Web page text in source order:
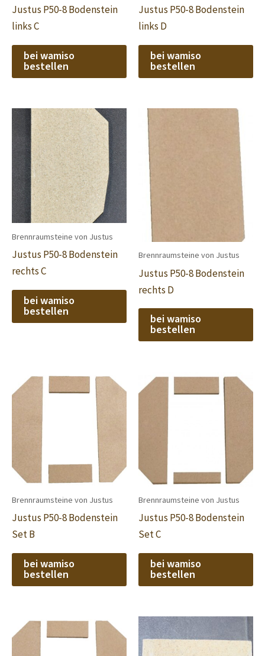
Justus P50-8 Bodenstein
links C
bei wamiso
bestellen
Justus P50-8 Bodenstein
links D
bei wamiso
bestellen
Brennraumsteine von Justus
Justus P50-8 Bodenstein
rechts C
bei wamiso
bestellen
Brennraumsteine von Justus
Justus P50-8 Bodenstein
rechts D
bei wamiso
bestellen
Brennraumsteine von Justus
Justus P50-8 Bodenstein
Set B
bei wamiso
bestellen
Brennraumsteine von Justus
Justus P50-8 Bodenstein
Set C
bei wamiso
bestellen